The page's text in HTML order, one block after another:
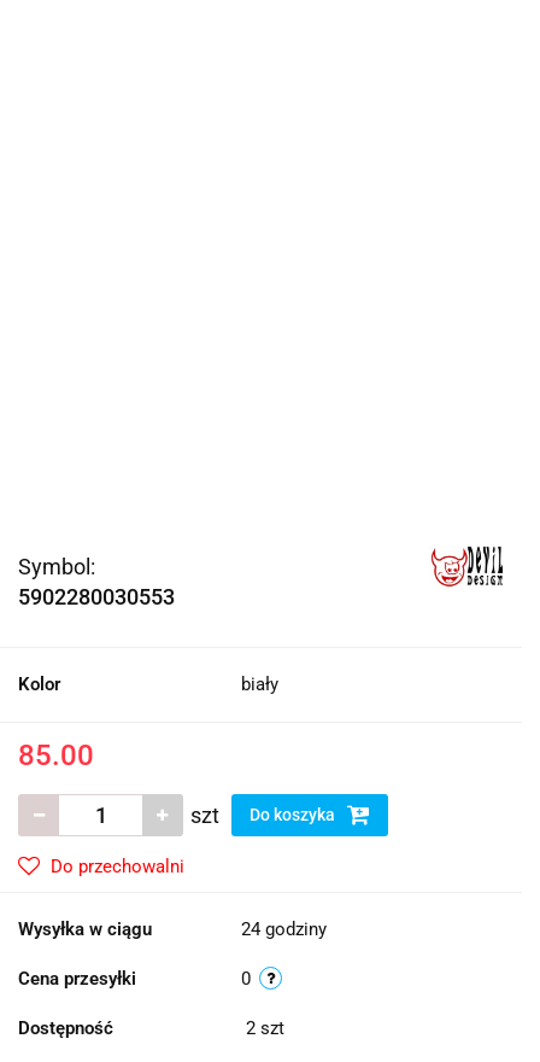
Symbol:
5902280030553
Kolor biały
85.00
szt Do koszyka
Do przechowalni
Wysyłka w ciągu 24 godziny
Cena przesyłki 0
Dostępność 2 szt